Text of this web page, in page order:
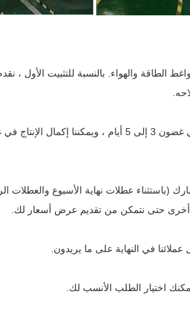
والهواء. بالنسبة للتثبيت الأول ،
بعد تلقي استفسارك (باستثناء عطلات نهاية
أخرى حتى نتمكن من تقديم عرض أسعار لك.
في النهاية على ما يريدون.
اختيار الطلب الأنسب لك.